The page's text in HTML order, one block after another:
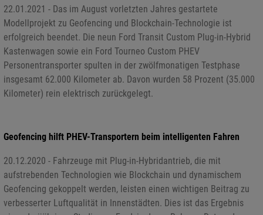
22.01.2021 - Das im August vorletzten Jahres gestartete
Modellprojekt zu Geofencing und Blockchain-Technologie ist
erfolgreich beendet. Die neun Ford Transit Custom Plug-in-Hybrid
Kastenwagen sowie ein Ford Tourneo Custom PHEV
Personentransporter spulten in der zwölfmonatigen Testphase
insgesamt 62.000 Kilometer ab. Davon wurden 58 Prozent (35.000
Kilometer) rein elektrisch zurückgelegt.
Geofencing hilft PHEV-Transportern beim intelligenten Fahren
20.12.2020 - Fahrzeuge mit Plug-in-Hybridantrieb, die mit
aufstrebenden Technologien wie Blockchain und dynamischem
Geofencing gekoppelt werden, leisten einen wichtigen Beitrag zu
verbesserter Luftqualität in Innenstädten. Dies ist das Ergebnis